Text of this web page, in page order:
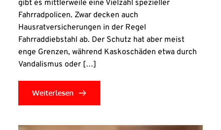
gibt es mittlerweile eine Vielzahl spezieller
Fahrradpolicen. Zwar decken auch
Hausratversicherungen in der Regel
Fahrraddiebstahl ab. Der Schutz hat aber meist
enge Grenzen, während Kaskoschäden etwa durch
Vandalismus oder […]
Weiterlesen